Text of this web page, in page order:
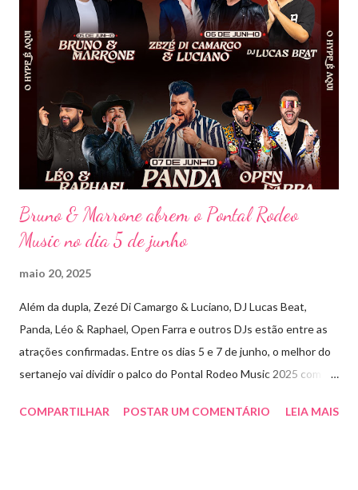
2018, o projeto Violada BeD se tornou uma verdadeira marca
registrada da carreira da dupla, oferecendo ao público um show
imersivo, com horas de duração, que mistura grandes clássicos
do sertanejo com homenagens a outros gêneros. No palco,
Bruninho & Davi transitam com naturalidade entre os seus hits e
releituras de artistas como Sandy & Junior, CPM 22 e
Detonautas, cria...
Bruno & Marrone abrem o Pontal Rodeo
Music no dia 5 de junho
maio 20, 2025
Além da dupla, Zezé Di Camargo & Luciano, DJ Lucas Beat,
Panda, Léo & Raphael, Open Farra e outros DJs estão entre as
atrações confirmadas. Entre os dias 5 e 7 de junho, o melhor do
sertanejo vai dividir o palco do Pontal Rodeo Music 2025 com o
outras atrações. Esta edição da festa, que ocupa lugar de
COMPARTILHAR POSTAR UM COMENTÁRIO LEIA MAIS